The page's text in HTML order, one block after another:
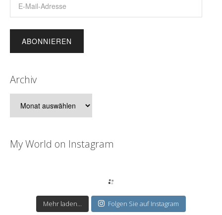
Mail-
Archiv
My World on Instagram
Mehr laden... Folgen Sie auf Instagram